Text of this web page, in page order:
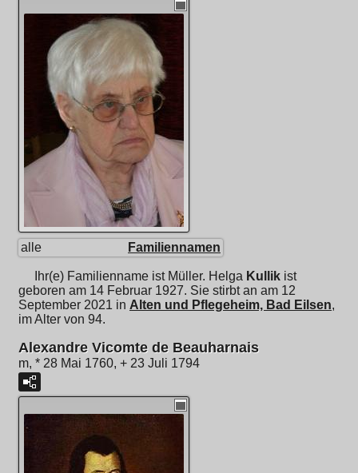
alle Familiennamen
Ihr(e) Familienname ist Müller. Helga Kullik ist
geboren am 14 Februar 1927. Sie stirbt an am 12
September 2021 in Alten und Pflegeheim, Bad Eilsen,
im Alter von 94.
Alexandre Vicomte de Beauharnais
m, * 28 Mai 1760, + 23 Juli 1794